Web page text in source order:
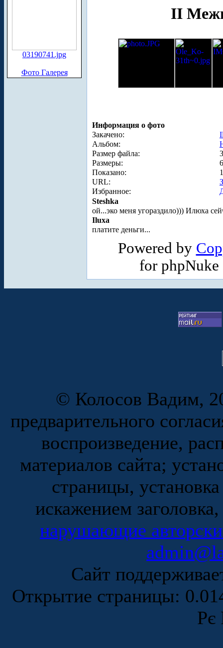
03190741.jpg
Фото Галерея
II
Информация о фото
Закачено:
Альбом:
Размер файла:
Размеры:
Показано:
URL:
Избранное:
Steshka
ой...эко меня угораздило))) Илюха
Iluxa
платите деньги...
Powered by
for
© Колосов Вадим,
предварительного
воспроизведение,
материалов сайта;
страницы,
искажением
нарушающие
Сайт
Открытие страницы:
Рє